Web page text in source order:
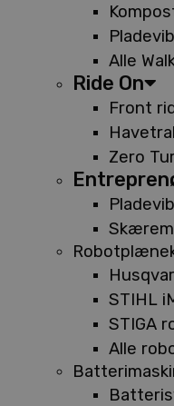
Alle
Ride On
Front
Zero
STIHL
STIGA
Alle